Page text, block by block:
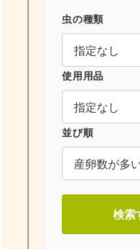
虫の種類
使用用品
並び順
検索